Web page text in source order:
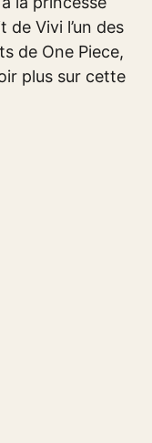
de Vivi l’un des
de One Piece,
plus sur cette